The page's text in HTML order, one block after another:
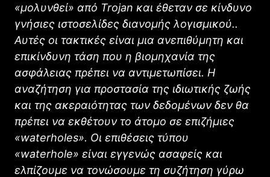
«μολυνθεί» από Trojan και έθεταν σε κίνδυνο
γνήσιες ιστοσελίδες διανομής λογισμικού..
Αυτές οι τακτικές είναι μια ανεπιθύμητη και
επικίνδυνη τάση που η βιομηχανία της
ασφάλειας πρέπει να αντιμετωπίσει. Η
αναζήτηση για προστασία της ιδιωτικής ζωής
και της ακεραιότητας των δεδομένων δεν θα
πρέπει να εκθέτουν το άτομο σε επιζήμιες
«waterholes». Οι επιθέσεις τύπου
«waterhole» είναι εγγενώς ασαφείς και
ελπίζουμε να τονώσουμε τη συζήτηση γύρω